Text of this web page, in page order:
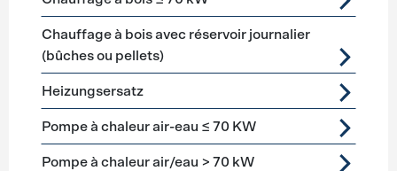
Chauffage à bois avec réservoir journalier
(bûches ou pellets)
Heizungsersatz
Pompe à chaleur air-eau ≤ 70 KW
Pompe à chaleur air/eau > 70 kW